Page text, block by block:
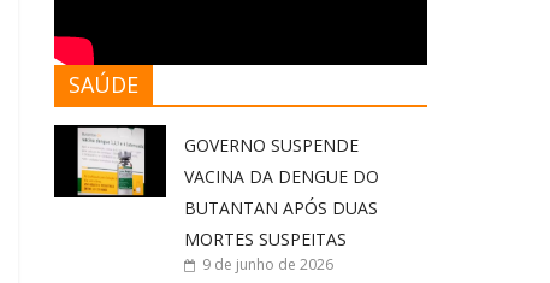
SAÚDE
GOVERNO SUSPENDE
VACINA DA DENGUE DO
BUTANTAN APÓS DUAS
MORTES SUSPEITAS
9 de junho de 2026